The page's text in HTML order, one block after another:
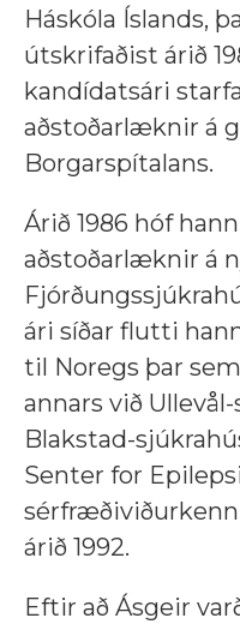
Háskóla Íslands,
útskrifaðist árið
kandídatsári
aðstoðarlæknir á
Borgarspítalans.
Árið 1986 hóf
aðstoðarlæknir á
ári síðar flutti
til Noregs þar
annars við
Blakstad-
Senter for
árið 1992.
Eftir að Ásgeir